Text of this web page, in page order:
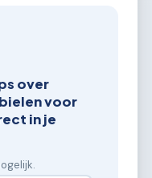
over
voor
in je